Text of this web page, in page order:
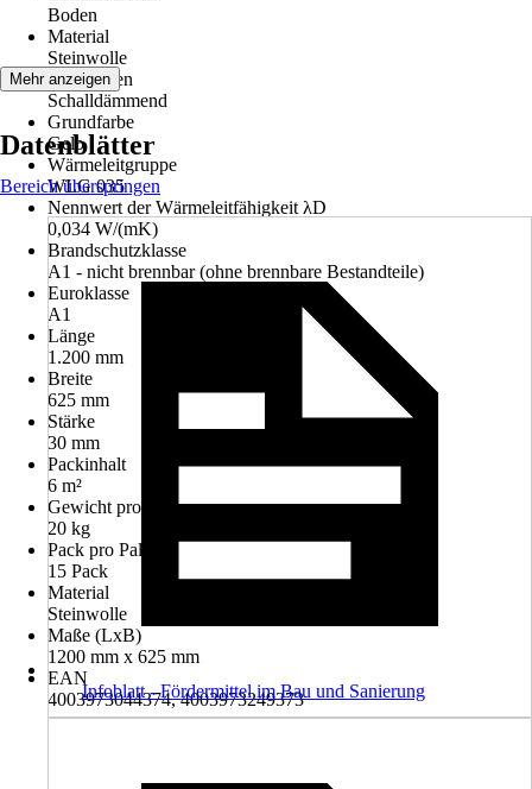
Boden
Material
Steinwolle
Funktionen
Schalldämmend
Grundfarbe
Gelb
Wärmeleitgruppe
WLG 035
Nennwert der Wärmeleitfähigkeit λD
0,034 W/(mK)
Brandschutzklasse
A1 - nicht brennbar (ohne brennbare Bestandteile)
Euroklasse
A1
Länge
1.200 mm
Breite
625 mm
Stärke
30 mm
Packinhalt
6 m²
Gewicht pro Pack
20 kg
Pack pro Palette
15 Pack
Material
Steinwolle
Maße (LxB)
1200 mm x 625 mm
EAN
4003973044374, 4003973249373
Mehr anzeigen
Datenblätter
Bereich überspringen
Infoblatt - Fördermittel im Bau und Sanierung